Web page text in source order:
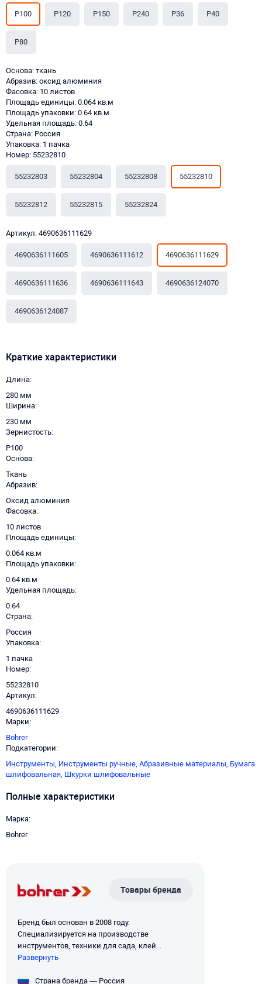
P100 P120 P150 P240 P36 P40
P80
Основа: ткань
Абразив: оксид алюминия
Фасовка: 10 листов
Площадь единицы: 0.064 кв.м
Площадь упаковки: 0.64 кв.м
Удельная площадь: 0.64
Страна: Россия
Упаковка: 1 пачка
Номер: 55232810
55232803 55232804 55232808 55232810
55232812 55232815 55232824
Артикул: 4690636111629
4690636111605 4690636111612 4690636111629
4690636111636 4690636111643 4690636124070
4690636124087
Краткие характеристики
Длина
280 мм
Ширина
230 мм
Зернистость
P100
Основа
Ткань
Абразив
Оксид алюминия
Фасовка
10 листов
Площадь единицы
0.064 кв.м
Площадь упаковки
0.64 кв.м
Удельная площадь
0.64
Страна
Россия
Упаковка
1 пачка
Номер
55232810
Артикул
4690636111629
Марки
Bohrer
Подкатегории
Инструменты, Инструменты ручные, Абразивные материалы, Бумага
шлифовальная, Шкурки шлифовальные
Полные характеристики
Марка
Bohrer
Товары бренда
Бренд был основан в 2008 году.
Специализируется на производстве
инструментов, техники для сада, клей...
Развернуть
Страна бренда — Россия